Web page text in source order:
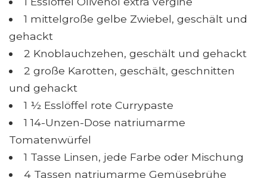
1 mittelgroße gelbe Zwiebel, geschält und
gehackt
2 Knoblauchzehen, geschält und gehackt
2 große Karotten, geschält, geschnitten
und gehackt
1 ½ Esslöffel rote Currypaste
1 14-Unzen-Dose natriumarme
Tomatenwürfel
1 Tasse Linsen, jede Farbe oder Mischung
4 Tassen natriumarme Gemüsebrühe